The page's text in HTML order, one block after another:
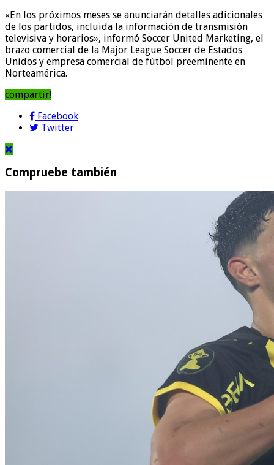
«En los próximos meses se anunciarán detalles adicionales
de los partidos, incluida la información de transmisión
televisiva y horarios», informó Soccer United Marketing, el
brazo comercial de la Major League Soccer de Estados
Unidos y empresa comercial de fútbol preeminente en
Norteamérica.
compartir!
Facebook
Twitter
Compruebe también